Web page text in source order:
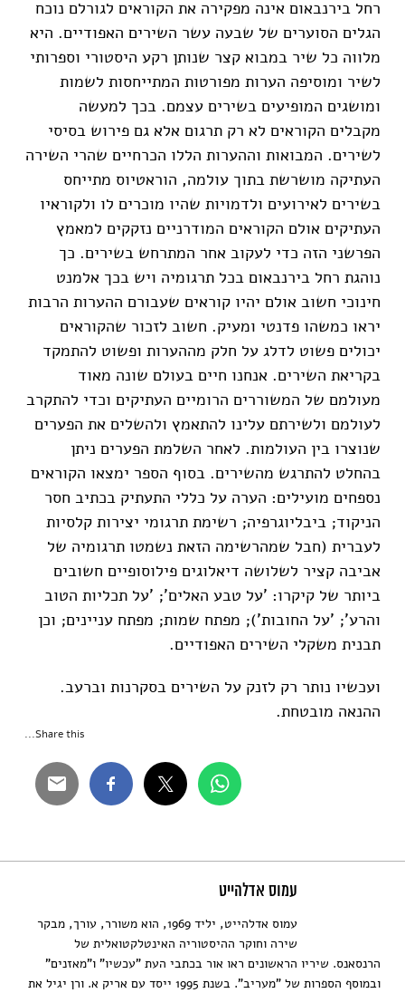
רחל בירנבאום אינה מפקירה את הקוראים לגורלם נוכח
הגלים הסוערים של שבעה עשר השירים האפודיים. היא
מלווה כל שיר במבוא קצר שנותן רקע היסטורי וספרותי
לשיר ומוסיפה הערות מפורטות המתייחסות לשמות
ומושגים המופיעים בשירים עצמם. בכך למעשה
מקבלים הקוראים לא רק תרגום אלא גם פירוש בסיסי
לשירים. המבואות וההערות הללו הכרחיים שהרי השירה
העתיקה מושרשת בתוך עולמה, הוראטיוס מתייחס
בשירים לאירועים ולדמויות שהיו מוכרים לו ולקוראיו
העתיקים אולם הקוראים המודרניים נזקקים למאמץ
הפרשני הזה כדי לעקוב אחר המתרחש בשירים. כך
נוהגת רחל בירנבאום בכל תרגומיה ויש בכך אלמנט
חינוכי חשוב אולם יהיו קוראים שעבורם ההערות הרבות
יראו כמשהו פדנטי ומעיק. חשוב לזכור שהקוראים
יכולים פשוט לדלג על חלק מההערות ופשוט להתמקד
בקריאת השירים. אנחנו חיים בעולם שונה מאוד
מעולמם של המשוררים הרומיים העתיקים וכדי להתקרב
לעולמם ולשירתם עלינו להתאמץ ולהשלים את הפערים
שנוצרו בין העולמות. לאחר השלמת הפערים ניתן
בהחלט להתרגש מהשירים. בסוף הספר ימצאו הקוראים
נספחים מועילים: הערה על כללי התעתיק בכתיב חסר
הניקוד; ביבליוגרפיה; רשימת תרגומי יצירות קלסיות
לעברית (חבל שמהרשימה הזאת נשמטו תרגומיה של
אביבה קציר לשלושה דיאלוגים פילוסופיים חשובים
ביותר של קיקרו: 'על טבע האלים'; 'על תכליות הטוב
והרע'; 'על החובות'); מפתח שמות; מפתח עניינים; וכן
תבנית משקלי השירים האפודיים.
ועכשיו נותר רק לזנק על השירים בסקרנות וברעב.
ההנאה מובטחת.
Share this...
עמוס אדלהייט
עמוס אדלהייט, יליד 1969, הוא משורר, עורך, מבקר
שירה וחוקר ההיסטוריה האינטלקטואלית של
הרנסאנס. שיריו הראשונים ראו אור בכתבי העת "עכשיו" ו"מאזנים"
ובמוסף הספרות של "מעריב". בשנת 1995 ייסד עם אריק א. ורן יגיל את